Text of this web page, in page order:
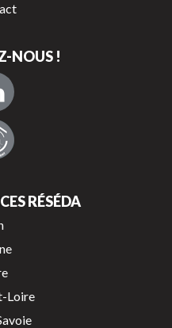
NOUS !
RÉSÉDA
Loire